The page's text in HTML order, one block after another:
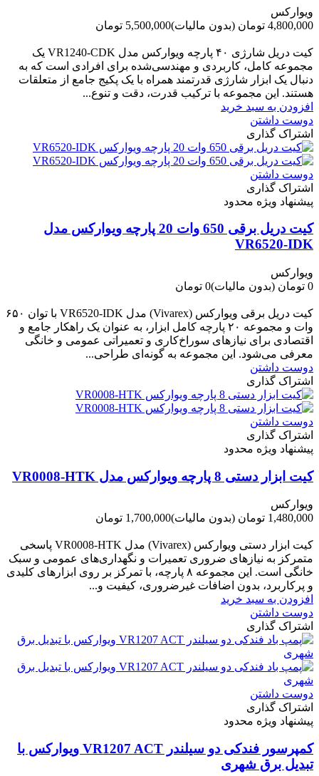
ویوارکس
4,800,000 تومان
(بدون مالیات)5,500,000 تومان
کیت دریل شارژی ۴۰ پارچه ویوارکس مدل VR1240‑CDK یک
مجموعه کامل، کاربردی و مهندسی‌شده برای افرادی است که به
دنبال یک ابزار شارژی قدرتمند همراه با یک پکیج جامع از متعلقات
هستند. این مجموعه با ترکیب قدرت، دقت و تنوع...
افزودن به سبد خرید
دوست داشتن
اشتراک گذاری
دوست داشتن
اشتراک گذاری
پیشنهاد ویژه محدود
کیت دریل برقی 650 وات 20 پارچه ویوارکس مدل
VR6520-IDK
ویوارکس
0 تومان
(بدون مالیات)0 تومان
کیت دریل برقی ویوارکس (Vivarex) مدل VR6520-IDK با توان ۶۵۰
وات و مجموعه ۲۰ پارچه کامل ابزار، به عنوان یک راهکار جامع و
اقتصادی برای نیازهای سوراخ‌کاری و تعمیراتی عمومی و خانگی
معرفی می‌شود. این مجموعه به گونه‌ای طراحی...
دوست داشتن
اشتراک گذاری
دوست داشتن
اشتراک گذاری
پیشنهاد ویژه محدود
کیت ابزار دستی 8 پارچه ویوارکس مدل VR0008-HTK
ویوارکس
1,480,000 تومان
(بدون مالیات)1,700,000 تومان
کیت ابزار دستی ویوارکس (Vivarex) مدل VR0008-HTK پاسخی
متمرکز به نیازهای ضروری تعمیرات و نگهداری‌های عمومی و سبک
خانگی است. این مجموعه ۸ پارچه، با تمرکز بر روی ابزارهای کلیدی
و پرکاربرد، بدون اضافات غیرضروری، کیفیت و...
افزودن به سبد خرید
دوست داشتن
اشتراک گذاری
دوست داشتن
اشتراک گذاری
پیشنهاد ویژه محدود
کمپرسور فندکی دو سیلندر VR1207 ACT ویوارکس با
تبدیل برق شهری